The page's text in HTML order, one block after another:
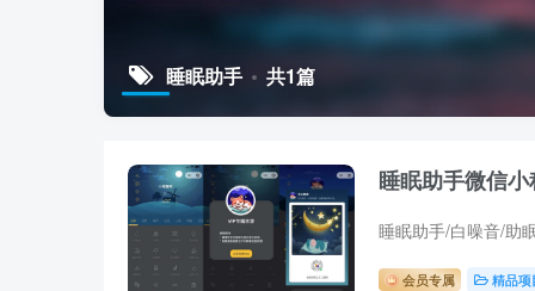
睡眠助手 共1篇
睡眠助手微信
会员专属 精品项